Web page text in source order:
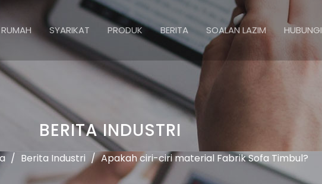
RUMAH SYARIKAT PRODUK BERITA SOALAN LAZIM HUBUNGI
BERITA INDUSTRI
/ Berita Industri / Apakah ciri-ciri material Fabrik Sofa Timbul?